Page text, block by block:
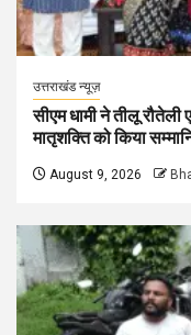
उत्तराखंड न्यूज़
सीएम धामी ने तीलू
मातृशक्ति को किया
August 9, 2026